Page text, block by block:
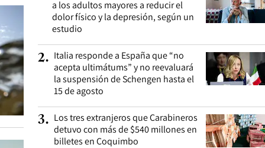
a los adultos mayores a reducir el
dolor físico y la depresión, según un
estudio
2. Italia responde a España que “no
acepta ultimátums” y no reevaluará
la suspensión de Schengen hasta el
15 de agosto
3. Los tres extranjeros que Carabineros
detuvo con más de $540 millones en
billetes en Coquimbo